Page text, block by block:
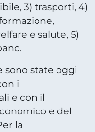
3) trasporti, 4)
e salute, 5)
sono state oggi
i
e con il
e del
la